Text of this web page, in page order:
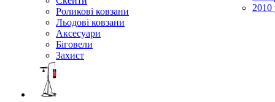
Роликові ковзани
Льодові ковзани
Аксесуари
Біговели
Захист
2010